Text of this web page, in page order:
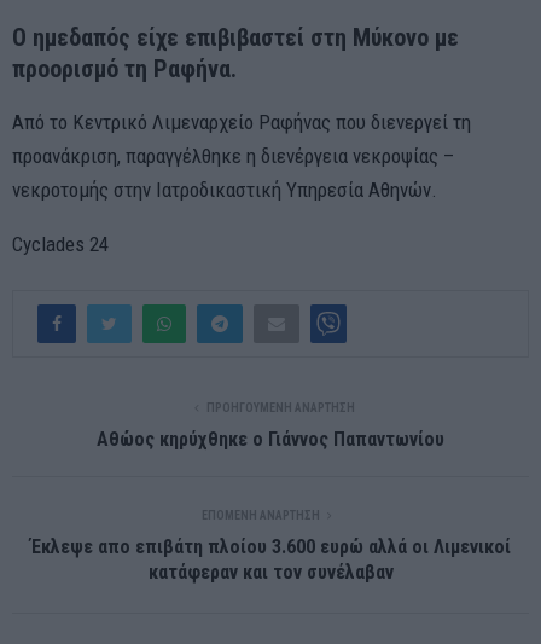
Ο ημεδαπός είχε επιβιβαστεί στη Μύκονο με
προορισμό τη Ραφήνα.
Από το Κεντρικό Λιμεναρχείο Ραφήνας που διενεργεί τη
προανάκριση, παραγγέλθηκε η διενέργεια νεκροψίας –
νεκροτομής στην Ιατροδικαστική Υπηρεσία Αθηνών.
Cyclades 24
ΠΡΟΗΓΟΎΜΕΝΗ ΑΝΆΡΤΗΣΗ
Αθώος κηρύχθηκε ο Γιάννος Παπαντωνίου
ΕΠΌΜΕΝΗ ΑΝΆΡΤΗΣΗ
Έκλεψε απο επιβάτη πλοίου 3.600 ευρώ αλλά οι Λιμενικοί
κατάφεραν και τον συνέλαβαν